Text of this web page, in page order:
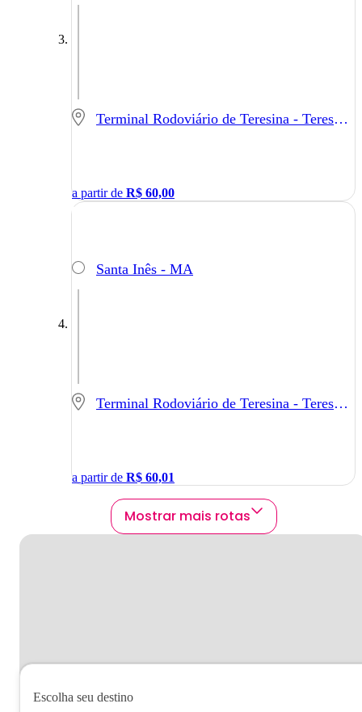
Terminal Rodoviário de Teresina - Teresina - PI
a partir de R$ 60,00
Santa Inês - MA
Terminal Rodoviário de Teresina - Teresina - PI
a partir de R$ 60,01
Mostrar mais rotas
Escolha seu destino